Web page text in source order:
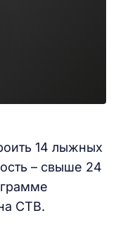
14 лыжных
– свыше 24
СТВ.